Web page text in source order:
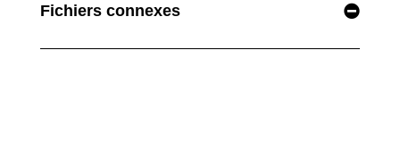
Fichiers connexes